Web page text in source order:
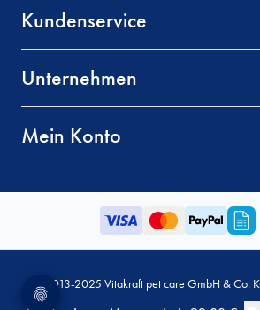
Kundenservice
Unternehmen
Mein Konto
© 2013-2025 Vitakraft pet care GmbH & Co.
AGB
Datenschutz